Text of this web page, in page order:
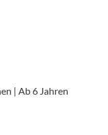
| Ab 6 Jahren